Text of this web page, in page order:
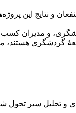
و نتایج این
و مدیران
گردشگری هستند،
و تحلیل سیر تحول